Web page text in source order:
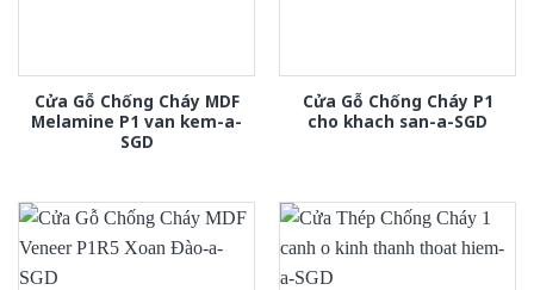
Cửa Gỗ Chống Cháy MDF
Melamine P1 van kem-a-
SGD
Cửa Gỗ Chống Cháy P1
cho khach san-a-SGD